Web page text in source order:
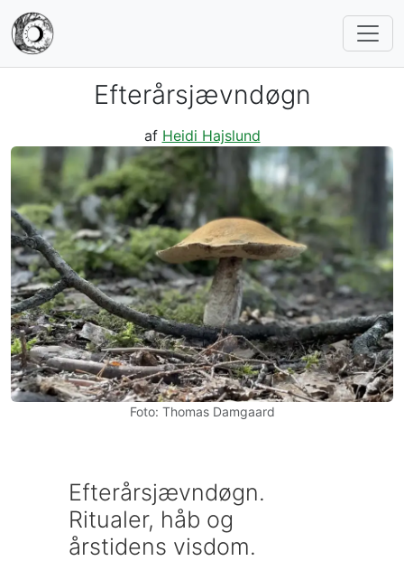
Efterårsjævndøgn
af Heidi Hajslund
Foto: Thomas Damgaard
Efterårsjævndøgn.
Ritualer, håb og
årstidens visdom.